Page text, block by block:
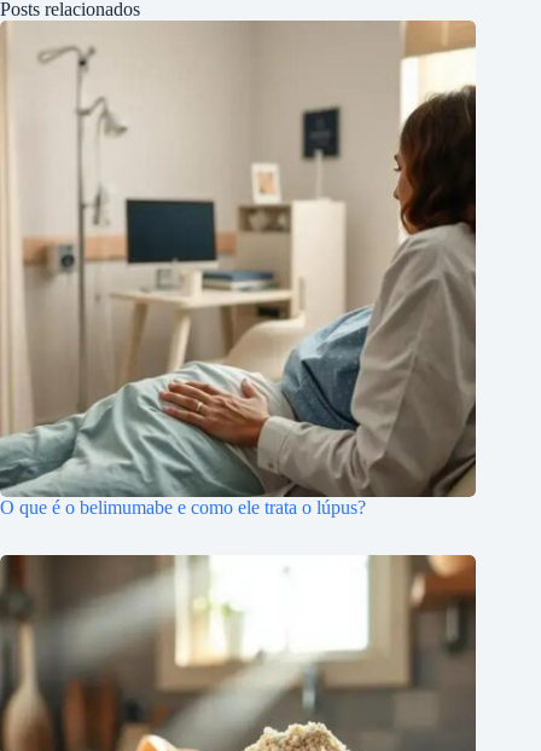
Posts relacionados
O que é o belimumabe e como ele trata o lúpus?